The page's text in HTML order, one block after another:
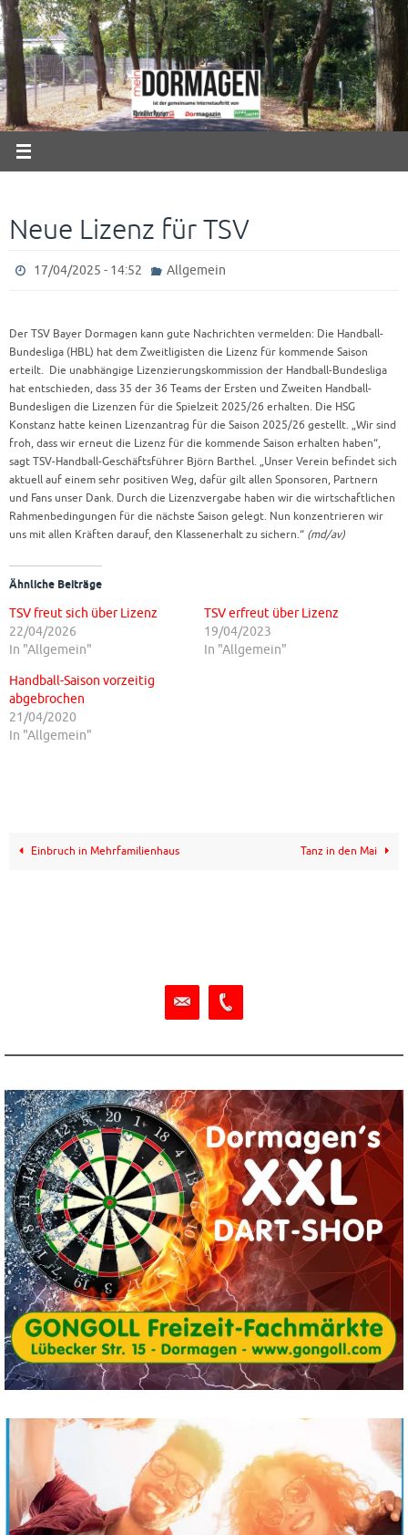
Zum
Inhalt
springen
Neue Lizenz für TSV
17/04/2025 - 14:52 Allgemein
Der TSV Bayer Dormagen kann gute Nachrichten vermelden: Die Handball-
Bundesliga (HBL) hat dem Zweitligisten die Lizenz für kommende Saison
erteilt. Die unabhängige Lizenzierungskommission der Handball-Bundesliga
hat entschieden, dass 35 der 36 Teams der Ersten und Zweiten Handball-
Bundesligen die Lizenzen für die Spielzeit 2025/26 erhalten. Die HSG
Konstanz hatte keinen Lizenzantrag für die Saison 2025/26 gestellt. „Wir sind
froh, dass wir erneut die Lizenz für die kommende Saison erhalten haben“,
sagt TSV-Handball-Geschäftsführer Björn Barthel. „Unser Verein befindet sich
aktuell auf einem sehr positiven Weg, dafür gilt allen Sponsoren, Partnern
und Fans unser Dank. Durch die Lizenzvergabe haben wir die wirtschaftlichen
Rahmenbedingungen für die nächste Saison gelegt. Nun konzentrieren wir
uns mit allen Kräften darauf, den Klassenerhalt zu sichern.“ (md/av)
Ähnliche Beiträge
TSV freut sich über Lizenz
22/04/2026
In "Allgemein"
TSV erfreut über Lizenz
19/04/2023
In "Allgemein"
Handball-Saison vorzeitig
abgebrochen
21/04/2020
In "Allgemein"
Einbruch in Mehrfamilienhaus Tanz in den Mai